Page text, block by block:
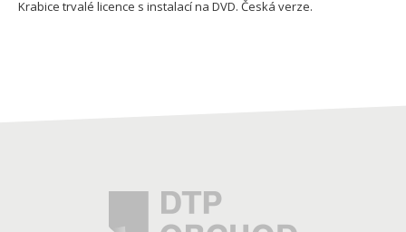
Krabice trvalé licence s instalací na DVD. Česká verze.